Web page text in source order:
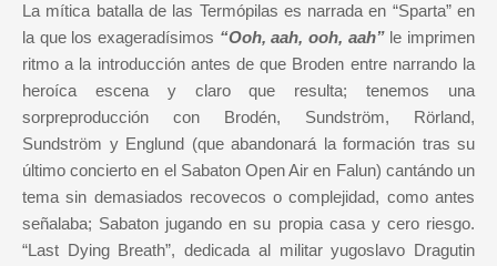
La mítica batalla de las Termópilas es narrada en “Sparta” en
la que los exageradísimos “Ooh, aah, ooh, aah” le imprimen
ritmo a la introducción antes de que Broden entre narrando la
heroíca escena y claro que resulta; tenemos una
sorpreproducción con Brodén, Sundström, Rörland,
Sundström y Englund (que abandonará la formación tras su
último concierto en el Sabaton Open Air en Falun) cantándo un
tema sin demasiados recovecos o complejidad, como antes
señalaba; Sabaton jugando en su propia casa y cero riesgo.
“Last Dying Breath”, dedicada al militar yugoslavo Dragutin